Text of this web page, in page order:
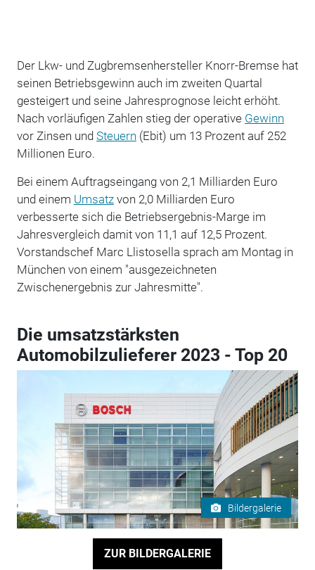
Der Lkw- und Zugbremsenhersteller Knorr-Bremse hat
seinen Betriebsgewinn auch im zweiten Quartal
gesteigert und seine Jahresprognose leicht erhöht.
Nach vorläufigen Zahlen stieg der operative Gewinn
vor Zinsen und Steuern (Ebit) um 13 Prozent auf 252
Millionen Euro.
Bei einem Auftragseingang von 2,1 Milliarden Euro
und einem Umsatzvon 2,0 Milliarden Euro
verbesserte sich die Betriebsergebnis-Marge im
Jahresvergleich damit von 11,1 auf 12,5 Prozent.
Vorstandschef Marc Llistosella sprach am Montag in
München von einem "ausgezeichneten
Zwischenergebnis zur Jahresmitte".
Die umsatzstärksten
Automobilzulieferer 2023 - Top 20
Bildergalerie
ZUR BILDERGALERIE